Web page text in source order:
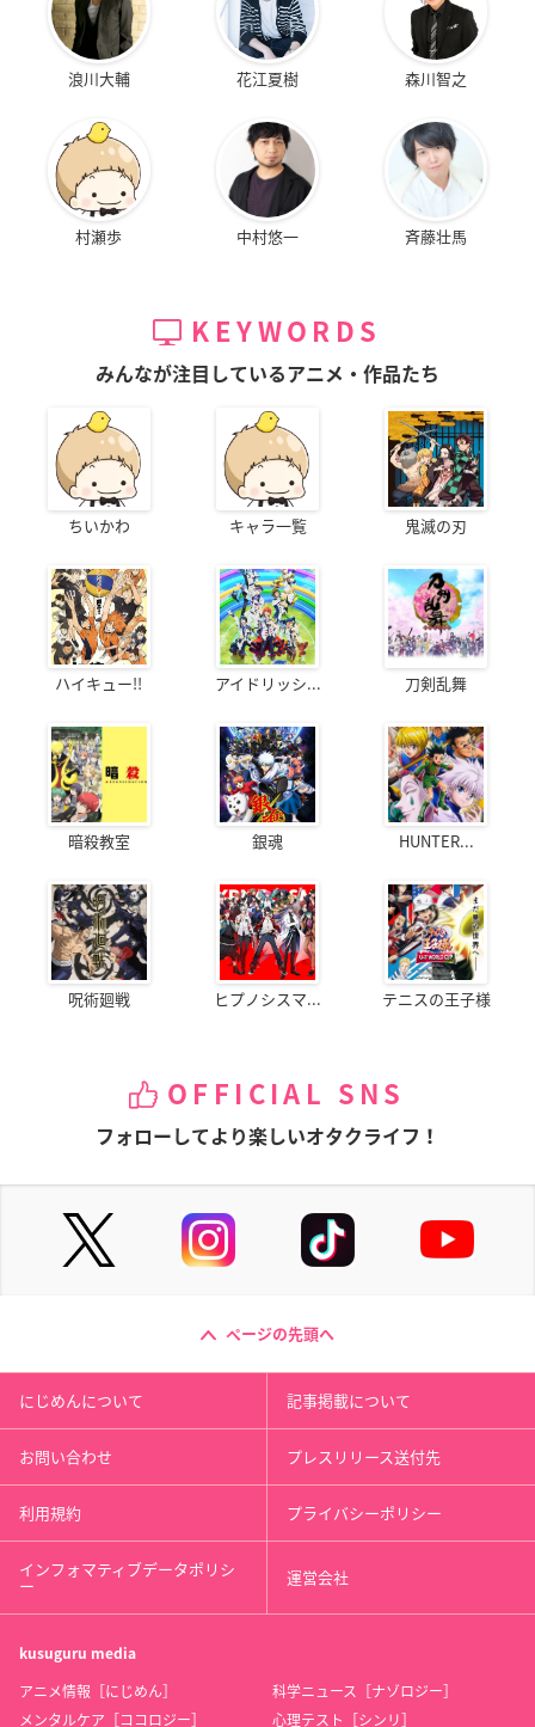
浪川大輔 花江夏樹 森川智之
村瀬歩 中村悠一 斉藤壮馬
KEYWORDS
みんなが注目しているアニメ・作品たち
ちいかわ キャラ一覧 鬼滅の刃
ハイキュー!! アイドリッシ... 刀剣乱舞
暗殺教室 銀魂 HUNTER...
呪術廻戦 ヒプノシスマ... テニスの王子様
OFFICIAL SNS
フォローしてより楽しいオタクライフ！
ページの先頭へ
にじめんについて 記事掲載について
お問い合わせ プレスリリース送付先
利用規約 プライバシーポリシー
インフォマティブデータポリシ
ー 運営会社
kusuguru media
アニメ情報［にじめん］
科学ニュース［ナゾロジー］
メンタルケア［ココロジー］
心理テスト［シンリ］